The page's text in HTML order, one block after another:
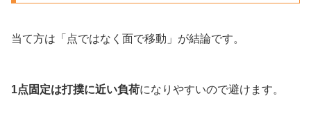
当て方は「点ではなく面で移動」が結論です。
1点固定は打撲に近い負荷になりやすいので避けます。